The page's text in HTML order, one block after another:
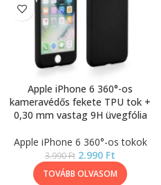
Apple iPhone 6 360°-os
kameravédős fekete TPU tok +
0,30 mm vastag 9H üvegfólia
Apple iPhone 6 360°-os tokok
3.990Ft 2.990 Ft
TOVÁBB OLVASOM